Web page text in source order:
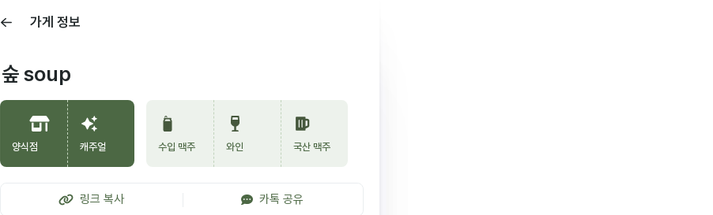
가게 정보
숲 soup
양식점 캐주얼 수입 맥주 와인 국산 맥주
링크 복사 카톡 공유